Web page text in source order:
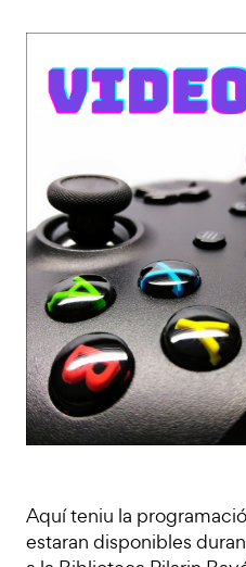
Aquí teniu la
estaran disponibles